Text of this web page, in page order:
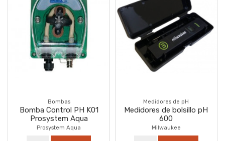
Bombas
Bomba Control PH K01
Prosystem Aqua
Prosystem Aqua
Medidores de pH
Medidores de bolsillo pH
600
Milwaukee